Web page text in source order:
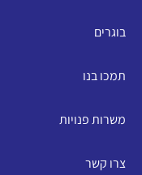
בוגרים
תמכו בנו
משרות פנויות
צרו קשר